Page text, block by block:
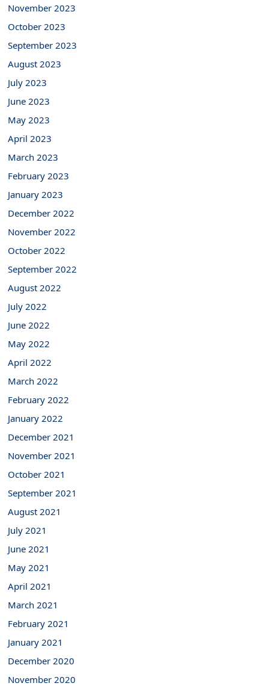
November 2023
October 2023
September 2023
August 2023
July 2023
June 2023
May 2023
April 2023
March 2023
February 2023
January 2023
December 2022
November 2022
October 2022
September 2022
August 2022
July 2022
June 2022
May 2022
April 2022
March 2022
February 2022
January 2022
December 2021
November 2021
October 2021
September 2021
August 2021
July 2021
June 2021
May 2021
April 2021
March 2021
February 2021
January 2021
December 2020
November 2020